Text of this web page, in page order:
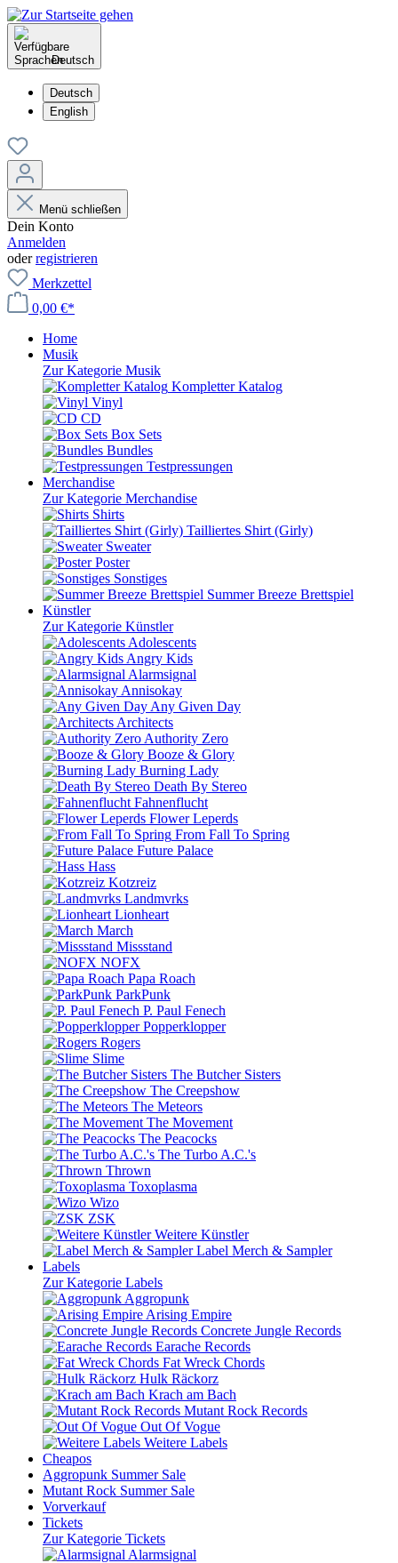
Deutsch
Deutsch
English
Menü schließen
Dein Konto
Anmelden
oderregistrieren
Merkzettel
0,00 €*
Home
Musik
Zur Kategorie Musik
Kompletter Katalog
Vinyl
CD
Box Sets
Bundles
Testpressungen
Merchandise
Zur Kategorie Merchandise
Shirts
Tailliertes Shirt (Girly)
Sweater
Poster
Sonstiges
Summer Breeze Brettspiel
Künstler
Zur Kategorie Künstler
Adolescents
Angry Kids
Alarmsignal
Annisokay
Any Given Day
Architects
Authority Zero
Booze & Glory
Burning Lady
Death By Stereo
Fahnenflucht
Flower Leperds
From Fall To Spring
Future Palace
Hass
Kotzreiz
Landmvrks
Lionheart
March
Missstand
NOFX
Papa Roach
ParkPunk
P. Paul Fenech
Popperklopper
Rogers
Slime
The Butcher Sisters
The Creepshow
The Meteors
The Movement
The Peacocks
The Turbo A.C.'s
Thrown
Toxoplasma
Wizo
ZSK
Weitere Künstler
Label Merch & Sampler
Labels
Zur Kategorie Labels
Aggropunk
Arising Empire
Concrete Jungle Records
Earache Records
Fat Wreck Chords
Hulk Räckorz
Krach am Bach
Mutant Rock Records
Out Of Vogue
Weitere Labels
Cheapos
Aggropunk Summer Sale
Mutant Rock Summer Sale
Vorverkauf
Tickets
Zur Kategorie Tickets
Alarmsignal